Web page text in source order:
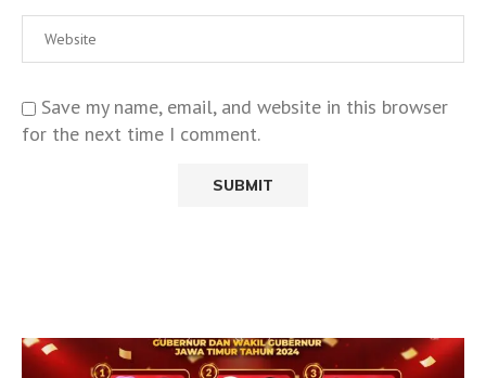
Save my name, email, and website in this browser
for the next time I comment.